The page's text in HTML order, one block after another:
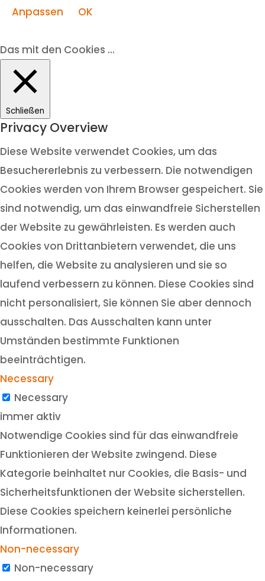
Anpassen
OK
Das mit den Cookies ...
Schließen
Privacy Overview
Diese Website verwendet Cookies, um das
Besuchererlebnis zu verbessern. Die notwendigen
Cookies werden von Ihrem Browser gespeichert. Sie
sind notwendig, um das einwandfreie Sicherstellen
der Website zu gewährleisten. Es werden auch
Cookies von Drittanbietern verwendet, die uns
helfen, die Website zu analysieren und sie so
laufend verbessern zu können. Diese Cookies sind
nicht personalisiert, Sie können Sie aber dennoch
ausschalten. Das Ausschalten kann unter
Umständen bestimmte Funktionen
beeinträchtigen.
Necessary
Necessary
immer aktiv
Notwendige Cookies sind für das einwandfreie
Funktionieren der Website zwingend. Diese
Kategorie beinhaltet nur Cookies, die Basis- und
Sicherheitsfunktionen der Website sicherstellen.
Diese Cookies speichern keinerlei persönliche
Informationen.
Non-necessary
Non-necessary